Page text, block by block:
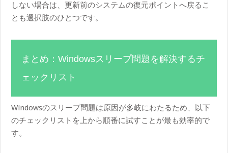
しない場合は、更新前のシステムの復元ポイントへ戻るこ
とも選択肢のひとつです。
まとめ：Windowsスリープ問題を解決するチ
ェックリスト
Windowsのスリープ問題は原因が多岐にわたるため、以下
のチェックリストを上から順番に試すことが最も効率的で
す。